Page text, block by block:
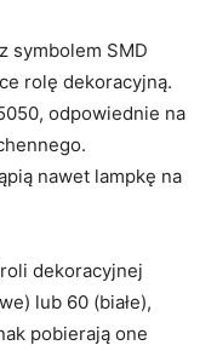
symbolem SMD
rolę dekoracyjną.
odpowiednie na
nawet lampkę na
dekoracyjnej
lub 60 (białe),
pobierają one